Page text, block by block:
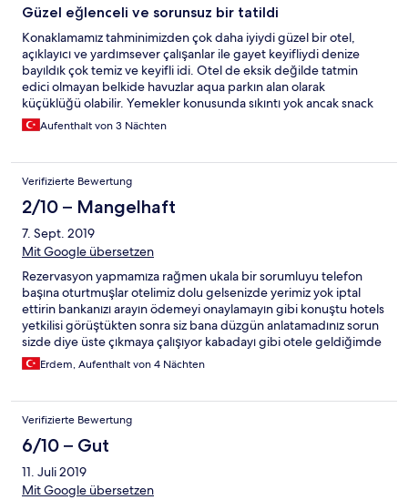
Güzel eğlenceli ve sorunsuz bir tatildi
Konaklamamız tahminimizden çok daha iyiydi güzel bir otel,
açıklayıcı ve yardımsever çalışanlar ile gayet keyifliydi denize
bayıldık çok temiz ve keyifli idi. Otel de eksik değilde tatmin
edici olmayan belkide havuzlar aqua parkın alan olarak
küçüklüğü olabilir. Yemekler konusunda sıkıntı yok ancak snack
barlardaki yiyeceklerin sabit olması çok bizi biraz üzdü. Temizlik
konusunda otel çok temiz ancak oda temizliği ve odadaki
bir otel biz memnun kaldık sanırım fiyat performans kıyaslaması
ile birçok konaklayanda memnun kalır
Aufenthalt von 3 Nächten
Verifizierte Bewertung
2/10 – Mangelhaft
7. Sept. 2019
Mit Google übersetzen
Rezervasyon yapmamıza rağmen ukala bir sorumluyu telefon
başına oturtmuşlar otelimiz dolu gelsenizde yerimiz yok iptal
ettirin bankanızı arayın ödemeyi onaylamayın gibi konuştu hotels
yetkilisi görüştükten sonra siz bana düzgün anlatamadınız sorun
sizde diye üste çıkmaya çalışıyor kabadayı gibi otele geldiğimde
görüşelim dediğimde sizi bekliyorum diyip yerinde olmuyor
genel anlamda çalışanları suratsız güler yüzlü hizmet genel
bir otel diyebilirim bunun haricinde sorun yok kalmanızı
önerirmiyim bu kadar para verip arkanızdan küfür eden
çalışanların olduğunu bilmektense önermem
Erdem, Aufenthalt von 4 Nächten
Verifizierte Bewertung
6/10 – Gut
11. Juli 2019
Mit Google übersetzen